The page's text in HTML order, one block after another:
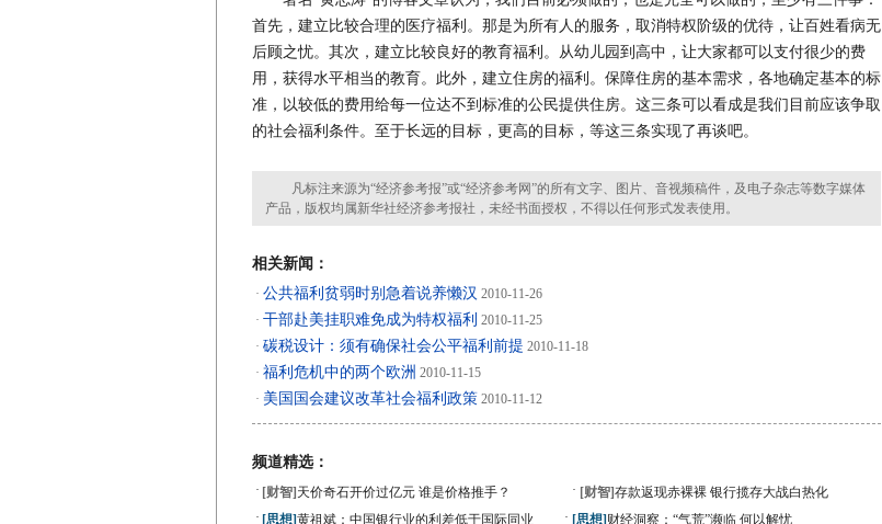
首先，建立比较合理的医疗福利。那是为所有人的服务，取消特权阶级的优待，让百姓看病无
后顾之忧。其次，建立比较良好的教育福利。从幼儿园到高中，让大家都可以支付很少的费
用，获得水平相当的教育。此外，建立住房的福利。保障住房的基本需求，各地确定基本的标
准，以较低的费用给每一位达不到标准的公民提供住房。这三条可以看成是我们目前应该争取
的社会福利条件。至于长远的目标，更高的目标，等这三条实现了再谈吧。
凡标注来源为“经济参考报”或“经济参考网”的所有文字、图片、音视频稿件，及电子杂志等数字媒体
产品，版权均属新华社经济参考报社，未经书面授权，不得以任何形式发表使用。
相关新闻：
· 公共福利贫弱时别急着说养懒汉 2010-11-26
· 干部赴美挂职难免成为特权福利 2010-11-25
· 碳税设计：须有确保社会公平福利前提 2010-11-18
· 福利危机中的两个欧洲 2010-11-15
· 美国国会建议改革社会福利政策 2010-11-12
频道精选：
· [财智] 天价奇石开价过亿元 谁是价格推手？ · [财智]存款返现赤裸裸 银行揽存大战白热化
· [思想]黄祖斌：中国银行业的利差低于国际同业 · [思想] 财经洞察：“气荒”濒临 何以解忧